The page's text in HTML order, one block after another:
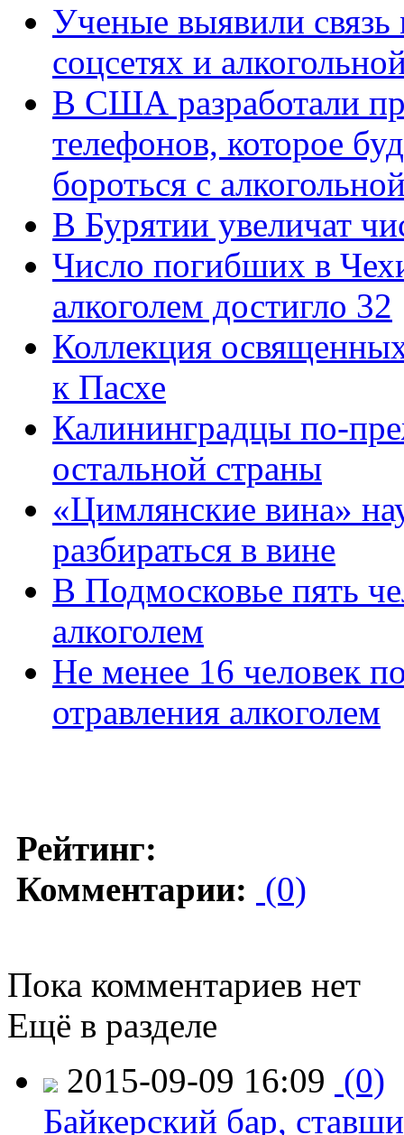
Ученые выявили
соцсетях и
В США разработали
телефонов, которое
бороться с
В Бурятии увеличат
Число погибших в
алкоголем достигло 32
Коллекция
к Пасхе
Калининградцы по-
остальной страны
«Цимлянские вина»
разбираться в вине
В Подмосковье пять
алкоголем
Не менее 16 человек
отравления алкоголем
Рейтинг:
Комментарии: (0)
Пока комментариев нет
Ещё в разделе
2015-09-09 16:09 (0)
Байкерский бар,